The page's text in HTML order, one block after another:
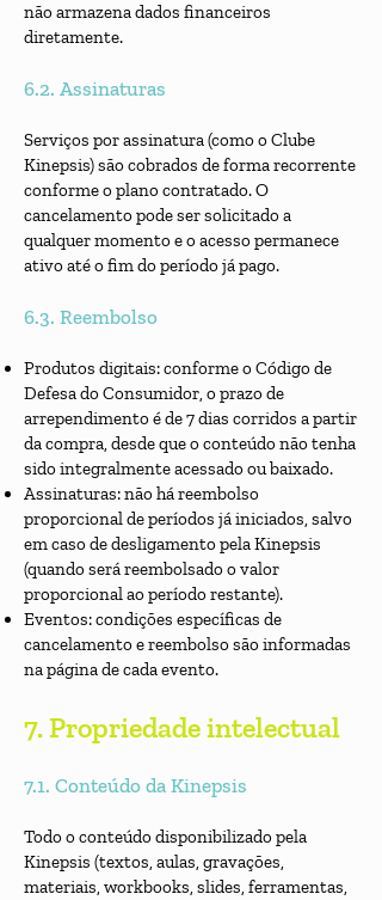
não armazena dados financeiros
diretamente.
6.2. Assinaturas
Serviços por assinatura (como o Clube
Kinepsis) são cobrados de forma recorrente
conforme o plano contratado. O
cancelamento pode ser solicitado a
qualquer momento e o acesso permanece
ativo até o fim do período já pago.
6.3. Reembolso
Produtos digitais: conforme o Código de
Defesa do Consumidor, o prazo de
arrependimento é de 7 dias corridos a partir
da compra, desde que o conteúdo não tenha
sido integralmente acessado ou baixado.
Assinaturas: não há reembolso
proporcional de períodos já iniciados, salvo
em caso de desligamento pela Kinepsis
(quando será reembolsado o valor
proporcional ao período restante).
Eventos: condições específicas de
cancelamento e reembolso são informadas
na página de cada evento.
7. Propriedade intelectual
7.1. Conteúdo da Kinepsis
Todo o conteúdo disponibilizado pela
Kinepsis (textos, aulas, gravações,
materiais, workbooks, slides, ferramentas,